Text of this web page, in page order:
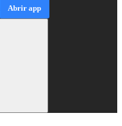
Abrir app